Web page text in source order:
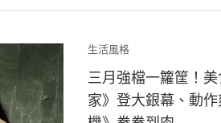
生活風格
三月強檔一籮筐！
家》登大銀幕、動